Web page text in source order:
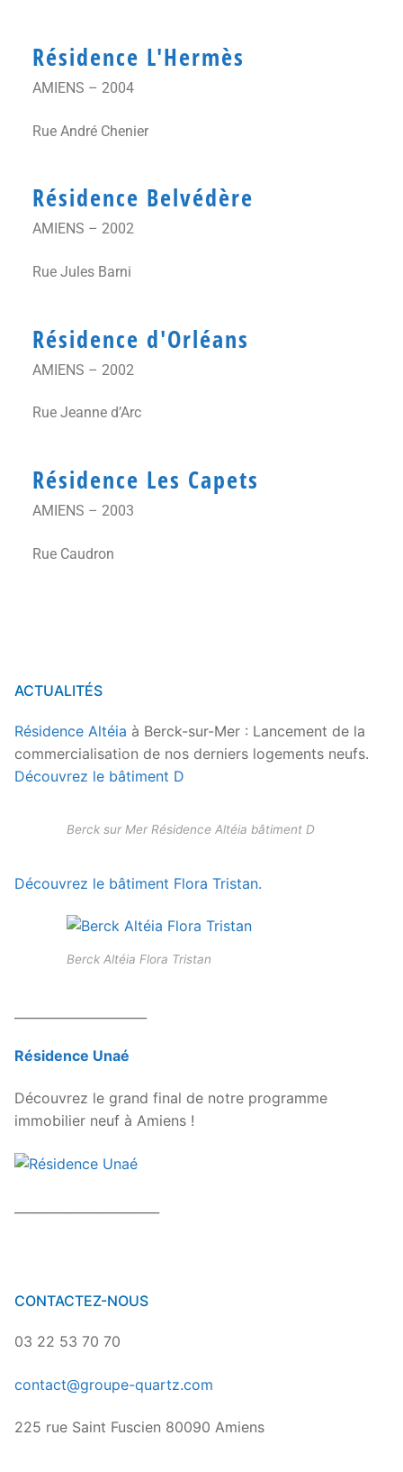
Résidence L'Hermès
AMIENS – 2004
Rue André Chenier
Résidence Belvédère
AMIENS – 2002
Rue Jules Barni
Résidence d'Orléans
AMIENS – 2002
Rue Jeanne d’Arc
Résidence Les Capets
AMIENS – 2003
Rue Caudron
ACTUALITÉS
Résidence Altéia à Berck-sur-Mer : Lancement de la
commercialisation de nos derniers logements neufs.
Découvrez le bâtiment D
Berck sur Mer Résidence Altéia bâtiment D
Découvrez le bâtiment Flora Tristan.
Berck Altéia Flora Tristan
Résidence Unaé
Découvrez le grand final de notre programme
immobilier neuf à Amiens !
CONTACTEZ-NOUS
03 22 53 70 70
contact@groupe-quartz.com
225 rue Saint Fuscien 80090 Amiens